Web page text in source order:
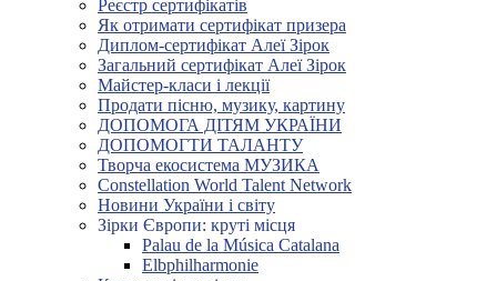
Реєстр сертифікатів
Як отримати сертифікат призера
Диплом-сертифікат Алеї Зірок
Загальний сертифікат Алеї Зірок
Майстер-класи і лекції
Продати пісню, музику, картину
ДОПОМОГА ДІТЯМ УКРАЇНИ
ДОПОМОГТИ ТАЛАНТУ
Творча екосистема МУЗИКА
Constellation World Talent Network
Новини України і світу
Зірки Європи: круті місця
Palau de la Música Catalana
Elbphilharmonie